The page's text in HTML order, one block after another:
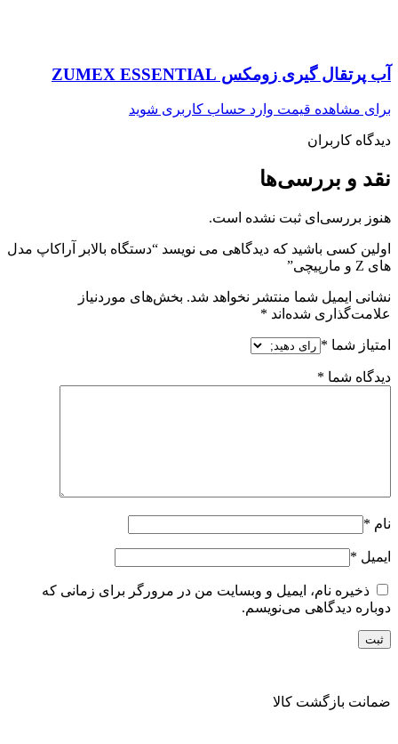
آب پرتقال گیری زومکس ZUMEX ESSENTIAL
برای مشاهده قیمت وارد حساب کاربری شوید
دیدگاه کاربران
نقد و بررسی‌ها
هنوز بررسی‌ای ثبت نشده است.
اولین کسی باشید که دیدگاهی می نویسد “دستگاه بالابر آراکاپ مدل
های Z و مارپیچی”
نشانی ایمیل شما منتشر نخواهد شد. بخش‌های موردنیاز
علامت‌گذاری شده‌اند *
امتیاز شما *
دیدگاه شما *
نام *
ایمیل *
ذخیره نام، ایمیل و وبسایت من در مرورگر برای زمانی که
دوباره دیدگاهی می‌نویسم.
ضمانت بازگشت کالا